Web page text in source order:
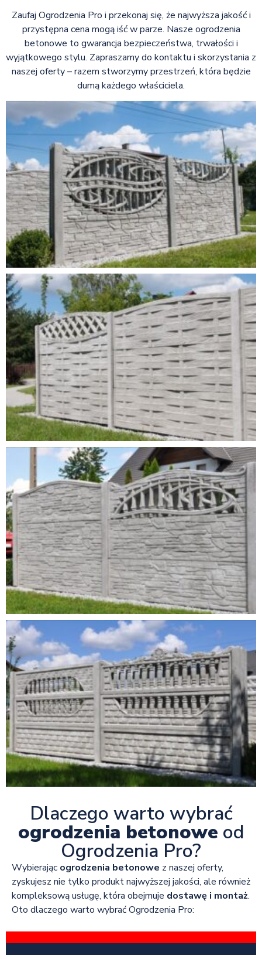
Zaufaj Ogrodzenia Pro i przekonaj się, że najwyższa jakość i
przystępna cena mogą iść w parze. Nasze ogrodzenia
betonowe to gwarancja bezpieczeństwa, trwałości i
wyjątkowego stylu. Zapraszamy do kontaktu i skorzystania z
naszej oferty – razem stworzymy przestrzeń, która będzie
dumą każdego właściciela.
Dlaczego warto wybrać
ogrodzenia betonowe od
Ogrodzenia Pro?
Wybierając ogrodzenia betonowe z naszej oferty,
zyskujesz nie tylko produkt najwyższej jakości, ale również
kompleksową usługę, która obejmuje dostawę i montaż.
Oto dlaczego warto wybrać Ogrodzenia Pro: